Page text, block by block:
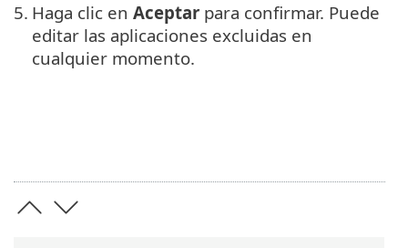
5. Haga clic en Aceptar para confirmar. Puede
editar las aplicaciones excluidas en
cualquier momento.